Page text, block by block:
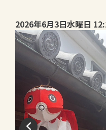
2026年6月3日水曜日